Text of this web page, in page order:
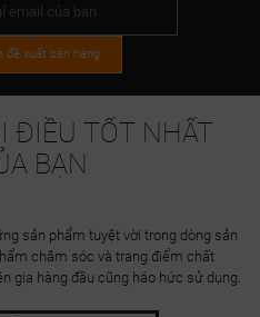
đề xuất bán hàng
ĐIỀU TỐT NHẤT
BẠN
sản phẩm tuyệt vời trong dòng sản
chăm sóc và trang điểm chất
gia hàng đầu cũng háo hức sử dụng.